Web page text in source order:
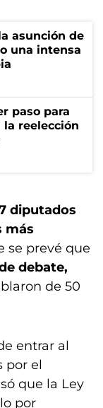
asunción de
una intensa
paso para
reelección
diputados
más
se prevé que
debate,
de 50
entrar al
por el
que la Ley
por